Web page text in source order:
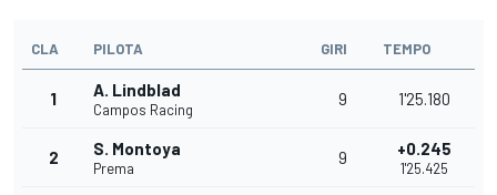
CLA PILOTA GIRI TEMPO
1 A. Lindblad
Campos Racing
9 1'25.180
2 S. Montoya
Prema
9 +0.245
1'25.425